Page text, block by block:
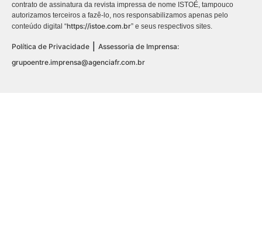
contrato de assinatura da revista impressa de nome ISTOÉ, tampouco
autorizamos terceiros a fazê-lo, nos responsabilizamos apenas pelo
conteúdo digital “https://istoe.com.br” e seus respectivos sites.
Política de Privacidade
Assessoria de Imprensa:
grupoentre.imprensa@agenciafr.com.br